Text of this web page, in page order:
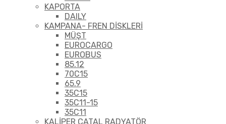
KAPORTA
DAILY
KAMPANA- FREN DİSKLERİ
MÜŞT
EUROCARGO
EUROBUS
85.12
70C15
65.9
35C15
35C11-15
35C11
KALİPER ÇATAL RADYATÖR